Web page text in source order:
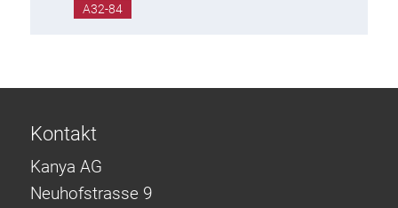
A32-84
Kontakt
Kanya AG
Neuhofstrasse 9